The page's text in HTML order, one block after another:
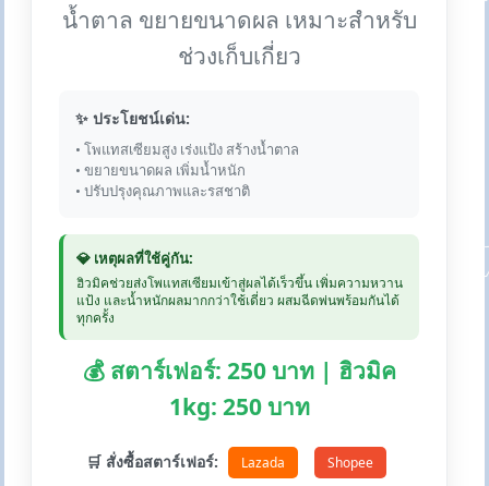
น้ำตาล ขยายขนาดผล เหมาะสำหรับ
ช่วงเก็บเกี่ยว
✨ ประโยชน์เด่น:
• โพแทสเซียมสูง เร่งแป้ง สร้างน้ำตาล
• ขยายขนาดผล เพิ่มน้ำหนัก
• ปรับปรุงคุณภาพและรสชาติ
💎 เหตุผลที่ใช้คู่กัน:
ฮิวมิคช่วยส่งโพแทสเซียมเข้าสู่ผลได้เร็วขึ้น เพิ่มความหวาน
แป้ง และน้ำหนักผลมากกว่าใช้เดี่ยว ผสมฉีดพ่นพร้อมกันได้
ทุกครั้ง
💰 สตาร์เฟอร์: 250 บาท | ฮิวมิค
1kg: 250 บาท
🛒 สั่งซื้อสตาร์เฟอร์: Lazada Shopee